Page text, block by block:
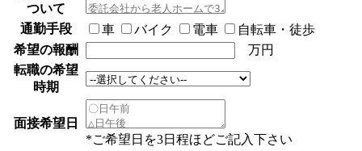
ついて
通勤手段
車 バイク 電車
自転車・徒歩
希望の報酬
万円
転職の希望
時期
面接希望日
*ご希望日を3日程ほどご記入下さい